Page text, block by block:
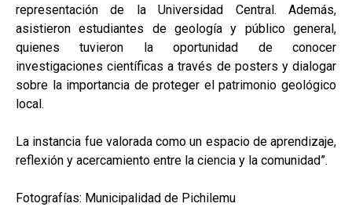
representación de la Universidad Central. Además,
asistieron estudiantes de geología y público general,
quienes tuvieron la oportunidad de conocer
investigaciones científicas a través de posters y dialogar
sobre la importancia de proteger el patrimonio geológico
local.
La instancia fue valorada como un espacio de aprendizaje,
reflexión y acercamiento entre la ciencia y la comunidad”.
Fotografías: Municipalidad de Pichilemu